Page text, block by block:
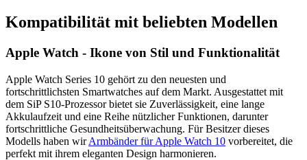
Kompatibilität mit beliebten Modellen
Apple Watch - Ikone von Stil und Funktionalität
Apple Watch Series 10 gehört zu den neuesten und
fortschrittlichsten Smartwatches auf dem Markt. Ausgestattet mit
dem SiP S10-Prozessor bietet sie Zuverlässigkeit, eine lange
Akkulaufzeit und eine Reihe nützlicher Funktionen, darunter
fortschrittliche Gesundheitsüberwachung. Für Besitzer dieses
Modells haben wirArmbänder für Apple Watch 10 vorbereitet, die
perfekt mit ihrem eleganten Design harmonieren.